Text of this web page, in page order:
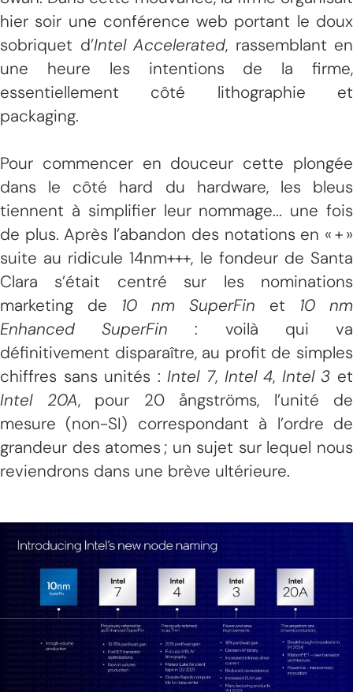
hier soir une conférence web portant le doux
sobriquet d’Intel Accelerated, rassemblant en
une heure les intentions de la firme,
essentiellement côté lithographie et
packaging.
Pour commencer en douceur cette plongée
dans le côté hard du hardware, les bleus
tiennent à simplifier leur nommage... une fois
de plus. Après l’abandon des notations en « + »
suite au ridicule 14nm+++, le fondeur de Santa
Clara s’était centré sur les nominations
marketing de 10 nm SuperFin et 10 nm
Enhanced SuperFin : voilà qui va
définitivement disparaître, au profit de simples
chiffres sans unités :Intel 7, Intel 4, Intel 3 et
Intel 20A, pour 20 ångströms, l’unité de
mesure (non-SI) correspondant à l’ordre de
grandeur des atomes ; un sujet sur lequel nous
reviendrons dans une brève ultérieure.